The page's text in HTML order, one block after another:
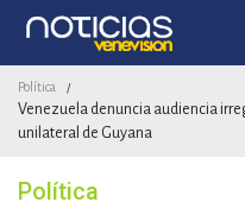
Política /
Venezuela denuncia audiencia
unilateral de Guyana
Política